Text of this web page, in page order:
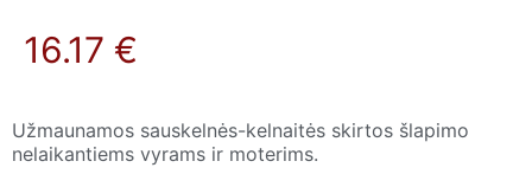
16.17 €
Užmaunamos sauskelnės-kelnaitės skirtos šlapimo
nelaikantiems vyrams ir moterims.